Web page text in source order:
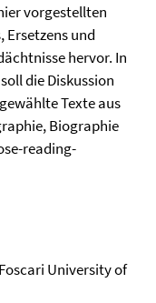
vorgestellten
Ersetzens und
hervor. In
die Diskussion
Texte aus
Biographie
reading-
Foscari University of